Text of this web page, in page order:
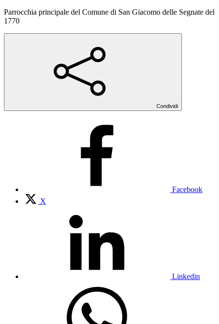
Parrocchia principale del Comune di San Giacomo delle Segnate del
1770
Condividi
Facebook
X
Linkedin